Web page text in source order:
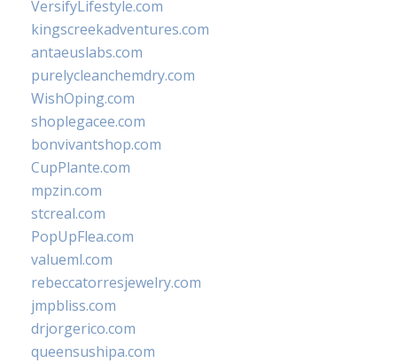
VersifyLifestyle.com
kingscreekadventures.com
antaeuslabs.com
purelycleanchemdry.com
WishOping.com
shoplegacee.com
bonvivantshop.com
CupPlante.com
mpzin.com
stcreal.com
PopUpFlea.com
valueml.com
rebeccatorresjewelry.com
jmpbliss.com
drjorgerico.com
queensushipa.com